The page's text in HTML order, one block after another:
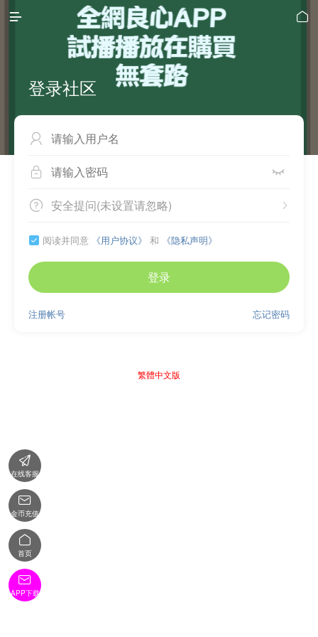
 
登录社区

 
 
安全提问(未设置请忽略)
 阅读并同意 《用户协议》 和 《隐私声明》
登录
忘记密码
注册帐号
繁體中文版

在线客服

金币充值

首页

APP下载